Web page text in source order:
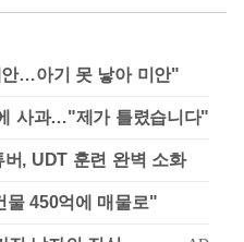
…아기 못 낳아 미안"
사과…"제가 틀렸습니다"
, UDT 훈련 완벽 소화
물 450억에 매물로"